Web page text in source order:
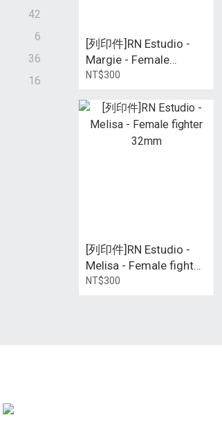
42
6
36
16
[列印件]RN Estudio -
Margie - Female
wizard 32mm
NT$300
[列印件]RN Estudio -
Melisa - Female fighter
32mm
NT$300